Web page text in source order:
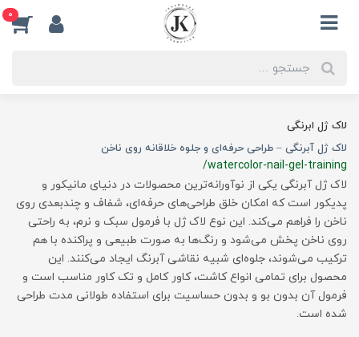
0
لاک ژل ابرنگی
لاک ژل آبرنگی – طراحی حرفه‌ای و جلوه خلاقانه روی ناخن
/watercolor-nail-gel-training
لاک ژل آبرنگی یکی از نوآورانه‌ترین محصولات در دنیای مانیکور و
پدیکور است که امکان خلق طراحی‌های حرفه‌ای، شفاف و چندبعدی روی
ناخن را فراهم می‌کند. این نوع لاک ژل با فرمول سبک و نرم، به راحتی
روی ناخن پخش می‌شود و رنگ‌ها به صورت طبیعی و پراکنده با هم
ترکیب می‌شوند، جلوه‌ای شبیه نقاشی آبرنگ ایجاد می‌کنند. این
محصول برای تمامی انواع کاشت، کاور کامل و تک کاور مناسب است و
فرمول آن بدون بو و بدون حساسیت برای استفاده طولانی مدت طراحی
شده است.